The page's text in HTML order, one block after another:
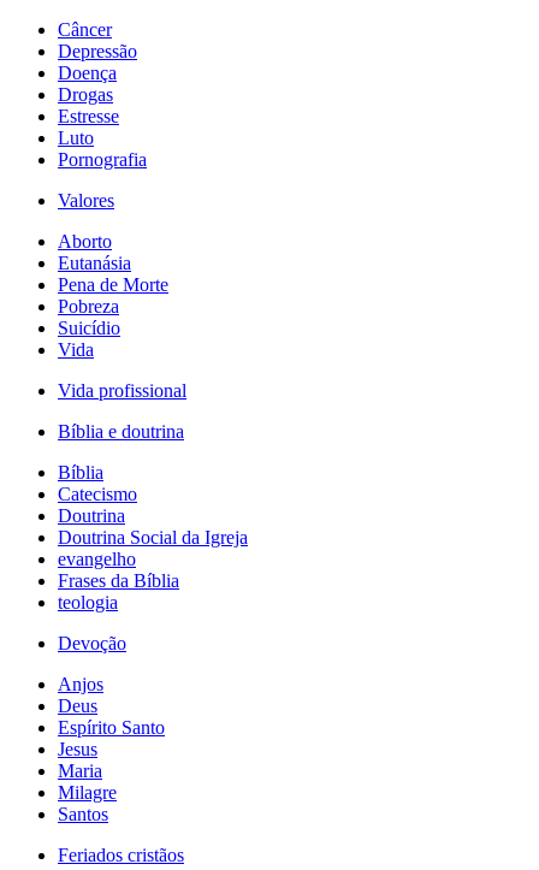
Câncer
Depressão
Doença
Drogas
Estresse
Luto
Pornografia
Valores
Aborto
Eutanásia
Pena de Morte
Pobreza
Suicídio
Vida
Vida profissional
Bíblia e doutrina
Bíblia
Catecismo
Doutrina
Doutrina Social da Igreja
evangelho
Frases da Bíblia
teologia
Devoção
Anjos
Deus
Espírito Santo
Jesus
Maria
Milagre
Santos
Feriados cristãos